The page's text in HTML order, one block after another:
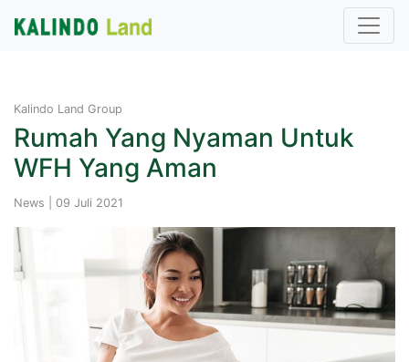
Kalindo Land Group
Rumah Yang Nyaman Untuk
WFH Yang Aman
News | 09 Juli 2021